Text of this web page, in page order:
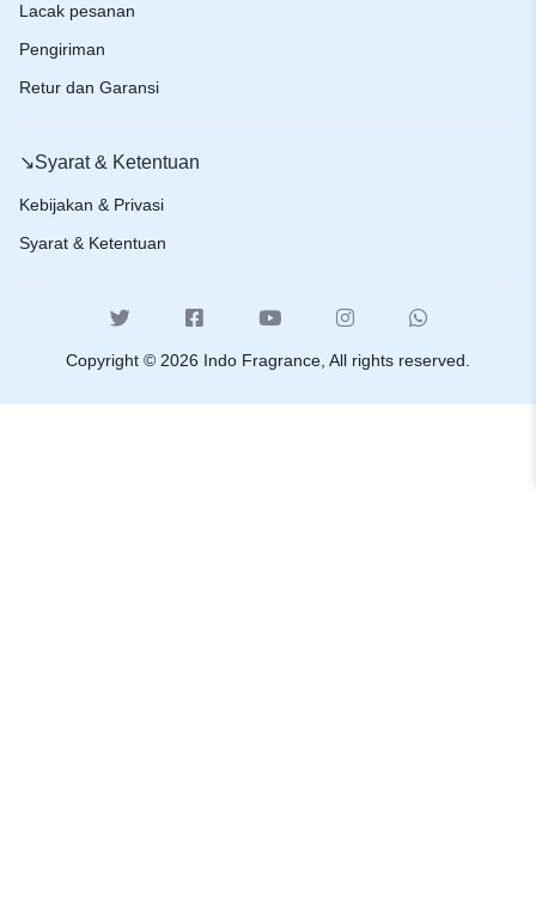
Lacak pesanan
Pengiriman
Retur dan Garansi
↘️Syarat & Ketentuan
Kebijakan & Privasi
Syarat & Ketentuan
Copyright © 2026 Indo Fragrance, All rights reserved.